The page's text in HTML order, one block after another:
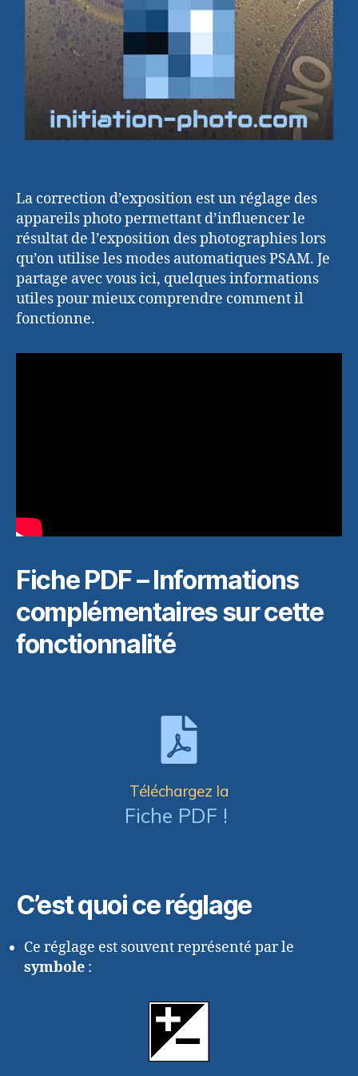
La correction d’exposition est un réglage des
appareils photo permettant d’influencer le
résultat de l’exposition des photographies lors
qu’on utilise les modes automatiques PSAM. Je
partage avec vous ici, quelques informations
utiles pour mieux comprendre comment il
fonctionne.
Fiche PDF – Informations
complémentaires sur cette
fonctionnalité
Téléchargez la
Fiche PDF !
C’est quoi ce réglage
Ce réglage est souvent représenté par le
symbole :